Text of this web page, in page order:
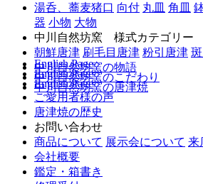
湯呑、蕎麦猪口 向付 丸皿 角皿
器 小物 大物
中川自然坊窯 様式カテゴリー
朝鮮唐津 刷毛目唐津 粉引唐津
中川自然坊窯の物語
English Page
中川自然坊窯のこだわり
English Page
中川自然坊窯の唐津焼
English Page
ご愛用者様の声
唐津焼の歴史
お問い合わせ
商品について 展示会について 来
会社概要
鑑定・箱書き